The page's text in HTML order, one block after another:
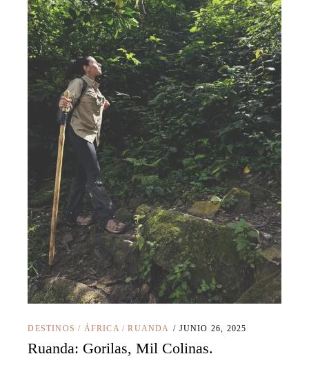
DESTINOS / ÁFRICA/RUANDA JUNIO 26, 2025
Ruanda: Gorilas, Mil Colinas.